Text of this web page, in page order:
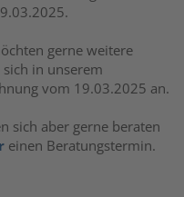
gerne weitere
in unserem
vom 19.03.2025 an.
sich aber gerne beraten
einen Beratungstermin.